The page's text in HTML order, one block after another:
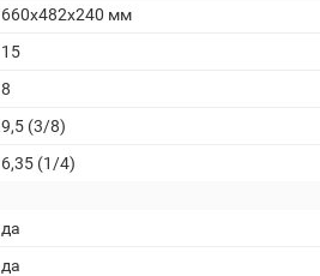
660x482x240 мм
15
8
9,5 (3/8)
6,35 (1/4)
да
да